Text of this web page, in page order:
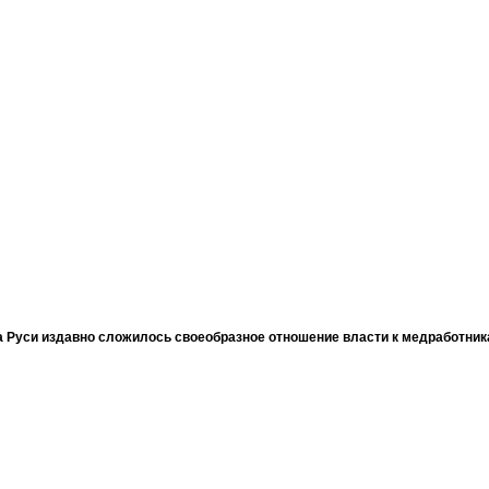
Руси издавно сложилось своеобразное отношение власти к